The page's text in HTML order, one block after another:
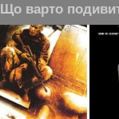
Що варто